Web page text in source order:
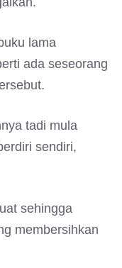
lama
ada seseorang
tadi mula
sendiri,
sehingga
membersihkan